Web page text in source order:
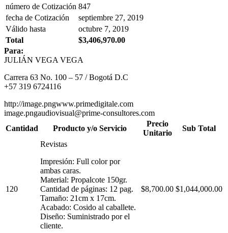
número de Cotización 847
fecha de Cotización
septiembre 27, 2019
Válido hasta
octubre 7, 2019
Total
$3,406,970.00
Para:
JULIÁN VEGA VEGA
Carrera 63 No. 100 – 57 / Bogotá D.C
+57 319 6724116
http://image.pngwww.primedigitale.com
image.pngaudiovisual@prime-consultores.com
Cantidad
Producto y/o Servicio
Precio
Unitario
Sub Total
120
Revistas
Impresión: Full color por
ambas caras.
Material: Propalcote 150gr.
Cantidad de páginas: 12 pag.
Tamaño: 21cm x 17cm.
Acabado: Cosido al caballete.
Diseño: Suministrado por el
cliente.
$8,700.00 $1,044,000.00